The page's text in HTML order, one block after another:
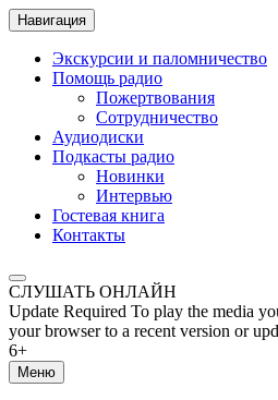
Навигация
Экскурсии и паломничество
Помощь радио
Пожертвования
Сотрудничество
Аудиодиски
Подкасты радио
Новинки
Интервью
Гостевая книга
Контакты
СЛУШАТЬ ОНЛАЙН
Update Required To play the media
your browser to a recent version or
6+
Меню